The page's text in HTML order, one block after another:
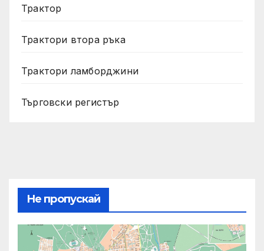
Трактор
Трактори втора ръка
Трактори ламборджини
Търговски регистър
Не пропускай